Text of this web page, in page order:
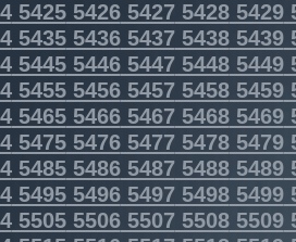
54255426542754285429
54355436543754385439
54455446544754485449
54555456545754585459
54655466546754685469
547554765477 54785479
548554865487 54885489
549554965497 54985499
550555065507 55085509